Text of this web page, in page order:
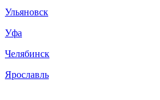
Ульяновск
Уфа
Челябинск
Ярославль